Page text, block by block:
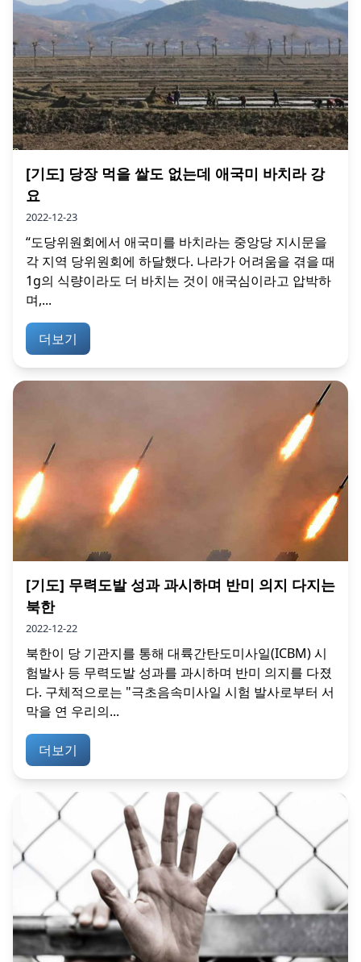
[기도] 당장 먹을 쌀도 없는데 애국미 바치라 강
요
2022-12-23
“도당위원회에서 애국미를 바치라는 중앙당 지시문을
각 지역 당위원회에 하달했다. 나라가 어려움을 겪을 때
1g의 식량이라도 더 바치는 것이 애국심이라고 압박하
며,...
더보기
[기도] 무력도발 성과 과시하며 반미 의지 다지는
북한
2022-12-22
북한이 당 기관지를 통해 대륙간탄도미사일(ICBM) 시
험발사 등 무력도발 성과를 과시하며 반미 의지를 다졌
다. 구체적으로는 "극초음속미사일 시험 발사로부터 서
막을 연 우리의...
더보기